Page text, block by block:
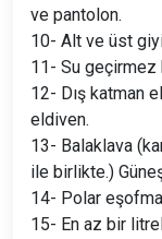
ve pantolon.
10- Alt ve üst
11- Su
12- Dış katman
eldiven.
13- Balaklava
ile birlikte.)
14- Polar
15- En az bir